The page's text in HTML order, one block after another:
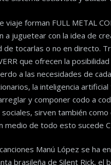
viaje forman FULL METAL
a juguetear con la idea de
de tocarlas o no en directo.
que ofrecen la
a las necesidades de
la inteligencia
y componer codo a
sirven también
medio de todo esto sucede
Manú López se ha
brasileña de Silent Rick,